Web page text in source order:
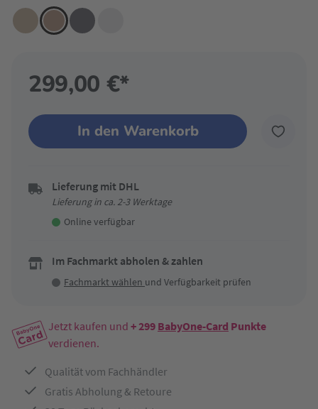
299,00 €*
In den Warenkorb
Lieferung mit DHL
Lieferung in ca. 2-3 Werktage
Online verfügbar
Im Fachmarkt abholen & zahlen
Fachmarkt wählen und Verfügbarkeit prüfen
Jetzt kaufen und + 299 BabyOne-Card Punkte
verdienen.
Qualität vom Fachhändler
Gratis Abholung & Retoure